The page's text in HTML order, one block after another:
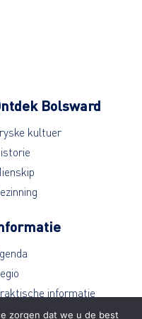
Bolsward
kultuer
informatie
zorgen dat we u de best